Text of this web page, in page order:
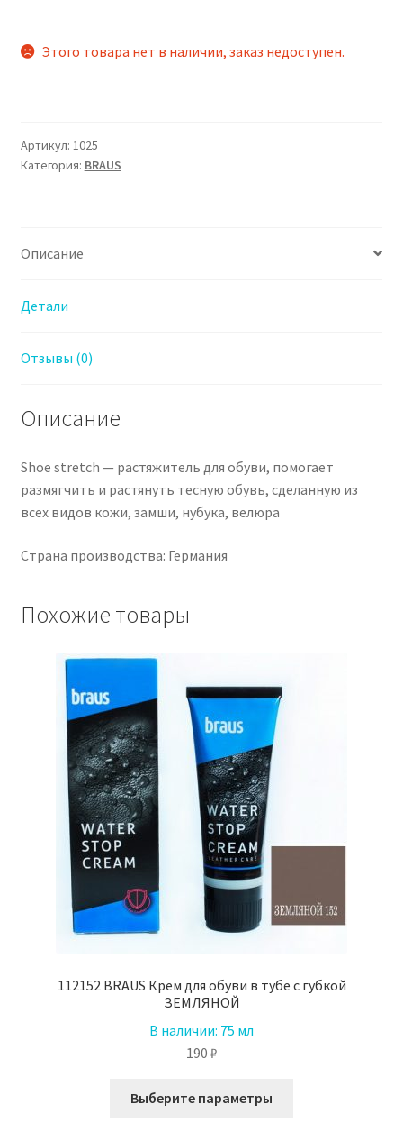
Этого товара нет в наличии, заказ недоступен.
Артикул: 1025
Категория: BRAUS
Описание
Детали
Отзывы (0)
Описание
Shoe stretch — растяжитель для обуви, помогает
размягчить и растянуть тесную обувь, сделанную из
всех видов кожи, замши, нубука, велюра
Страна производства: Германия
Похожие товары
112152 BRAUS Крем для обуви в тубе с губкой
ЗЕМЛЯНОЙ
В наличии: 75 мл
190 ₽
Выберите параметры